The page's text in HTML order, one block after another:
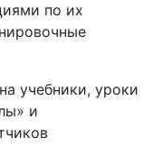
по их
учебники, уроки
и